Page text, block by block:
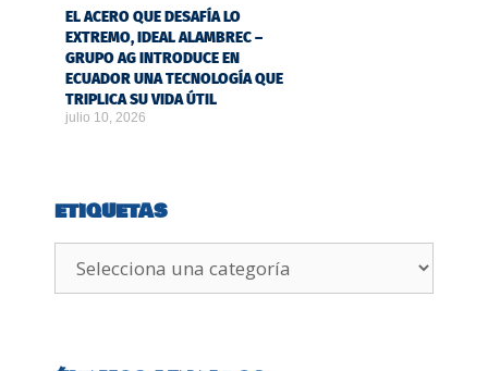
EL ACERO QUE DESAFÍA LO
EXTREMO, IDEAL ALAMBREC –
GRUPO AG INTRODUCE EN
ECUADOR UNA TECNOLOGÍA QUE
TRIPLICA SU VIDA ÚTIL
julio 10, 2026
ETIQUETAS